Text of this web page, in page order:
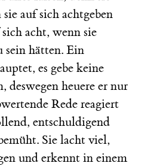
auf sich achtgeben
acht, wenn sie
sein hätten. Ein
es gebe keine
deswegen heuere er nur
Rede reagiert
entschuldigend
Sie lacht viel,
und erkennt in einem